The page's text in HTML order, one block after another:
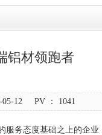
铝材领跑者
05-12 PV ： 1041
务态度基础之上的企业